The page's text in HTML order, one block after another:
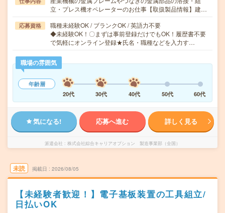
立・プレス機オペレーターのお仕事【取扱製品情報】建…
応募資格
職種未経験OK / ブランクOK / 英語力不要
◆未経験OK！〇まずは事前登録だけでもOK！履歴書不要
で気軽にオンライン登録★氏名・職種などを入力す…
職場の雰囲気
年齢層
20代
30代 40代 50代 60代
気になる! 応募へ進む 詳しく見る
派遣会社 株式会社綜合キャリアオプション 製造事業部（全国）
未読 掲載日 2026/08/05
【未経験者歓迎！】電子基板装置の工具組立/
日払いOK